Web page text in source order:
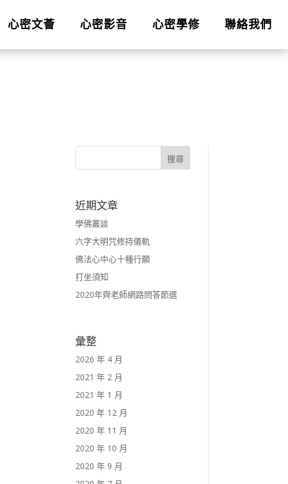
心密文薈 心密影音 心密學修 聯絡我們
近期文章
學佛叢談
六字大明咒修持儀軌
佛法心中心十種行願
打坐須知
2020年齊老師網路問答節選
彙整
2026 年 4 月
2021 年 2 月
2021 年 1 月
2020 年 12 月
2020 年 11 月
2020 年 10 月
2020 年 9 月